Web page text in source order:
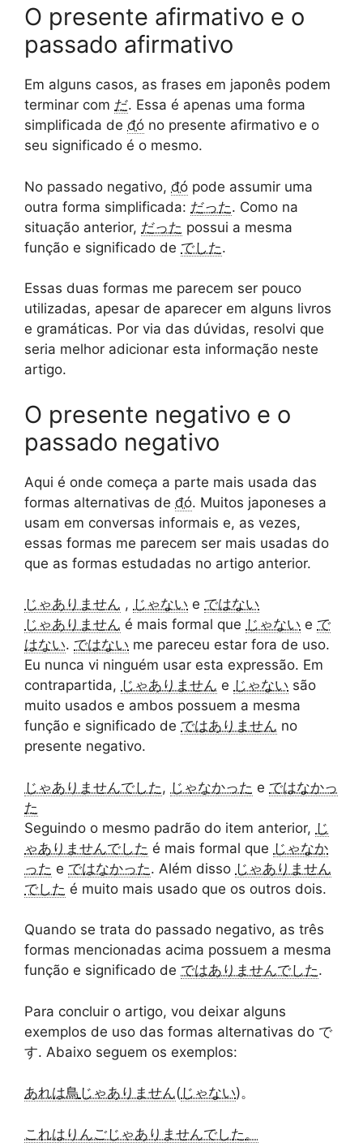
O presente afirmativo e o
passado afirmativo
Em alguns casos, as frases em japonês podem
terminar com だ. Essa é apenas uma forma
simplificada de đó no presente afirmativo e o
seu significado é o mesmo.
No passado negativo, đó pode assumir uma
outra forma simplificada: だった. Como na
situação anterior, だった possui a mesma
função e significado de でした.
Essas duas formas me parecem ser pouco
utilizadas, apesar de aparecer em alguns livros
e gramáticas. Por via das dúvidas, resolvi que
seria melhor adicionar esta informação neste
artigo.
O presente negativo e o
passado negativo
Aqui é onde começa a parte mais usada das
formas alternativas de đó. Muitos japoneses a
usam em conversas informais e, as vezes,
essas formas me parecem ser mais usadas do
que as formas estudadas no artigo anterior.
じゃありません , じゃない e ではない
じゃありません é mais formal que じゃない e で
はない. ではない me pareceu estar fora de uso.
Eu nunca vi ninguém usar esta expressão. Em
contrapartida, じゃありません e じゃない são
muito usados e ambos possuem a mesma
função e significado de ではありません no
presente negativo.
じゃありませんでした, じゃなかった e ではなかっ
た
Seguindo o mesmo padrão do item anterior, じ
ゃありませんでした é mais formal que じゃなか
った e ではなかった. Além disso じゃありません
でした é muito mais usado que os outros dois.
Quando se trata do passado negativo, as três
formas mencionadas acima possuem a mesma
função e significado de ではありませんでした.
Para concluir o artigo, vou deixar alguns
exemplos de uso das formas alternativas do で
す. Abaixo seguem os exemplos:
あれは鳥 じゃありません(じゃない)。
これはりんごじゃありませんでした 。